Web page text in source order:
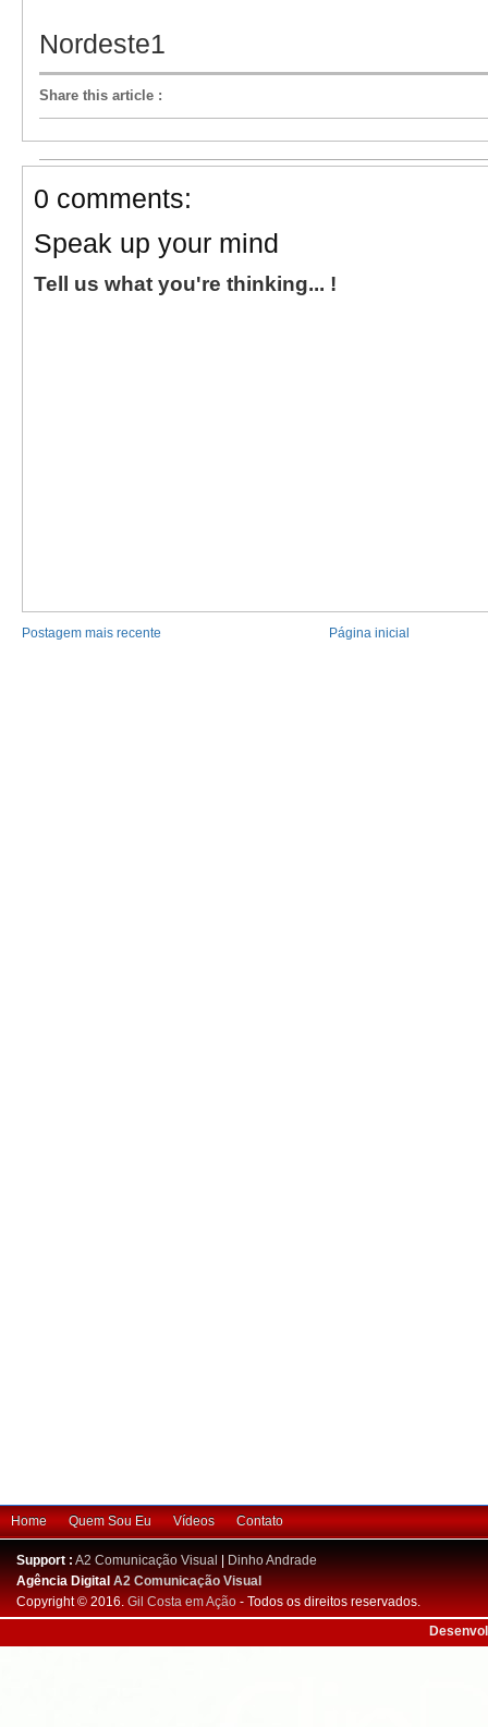
Nordeste1
Share this article :
0 comments:
Speak up your mind
Tell us what you're thinking... !
Postagem mais recente Página inicial
Home Quem Sou Eu Vídeos Contato
Support : A2 Comunicação Visual
Dinho Andrade
Agência DigitalA2 Comunicação Visual
Copyright © 2016. Gil Costa em Ação - Todos os direitos reservados.